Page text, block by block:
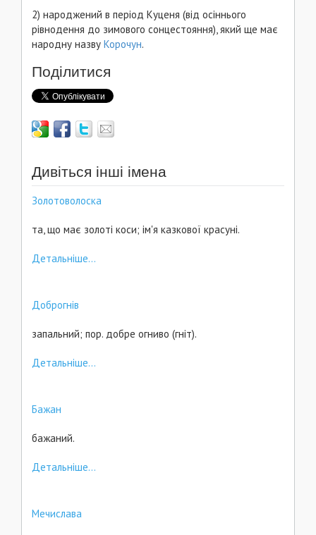
2) народжений в період Куценя (від осіннього
рівнодення до зимового сонцестояння), який ще має
народну назву Корочун.
Поділитися
Дивіться інші імена
Золотоволоска
та, що має золоті коси; ім'я казкової красуні.
Детальніше...
Доброгнів
запальний; пор. добре огниво (гніт).
Детальніше...
Бажан
бажаний.
Детальніше...
Мечислава